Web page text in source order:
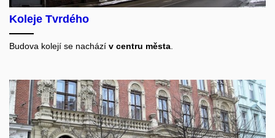
Koleje Tvrdého
Budova kolejí se nachází v centru města